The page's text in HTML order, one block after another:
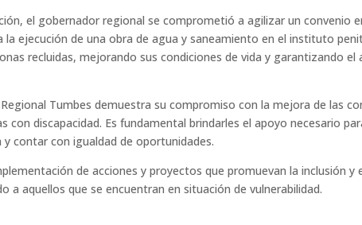
el gobernador regional se comprometió a agilizar un convenio
la ejecución de una obra de agua y saneamiento en el instituto
recluidas, mejorando sus condiciones de vida y garantizando el
Tumbes demuestra su compromiso con la mejora de las
con discapacidad. Es fundamental brindarles el apoyo necesario
contar con igualdad de oportunidades.
de acciones y proyectos que promuevan la inclusión y
a aquellos que se encuentran en situación de vulnerabilidad.